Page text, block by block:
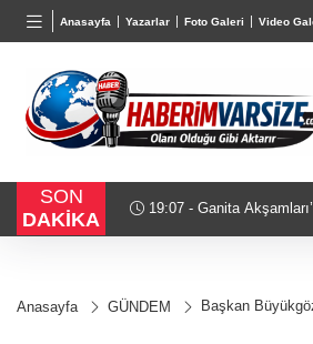
Anasayfa Yazarlar Foto Galeri Video
BGN
27,9743 %-0,22
VND
0,0018
SON
DAKİKA
18:51 - Akustik sahne
Anasayfa GÜNDEM Başkan